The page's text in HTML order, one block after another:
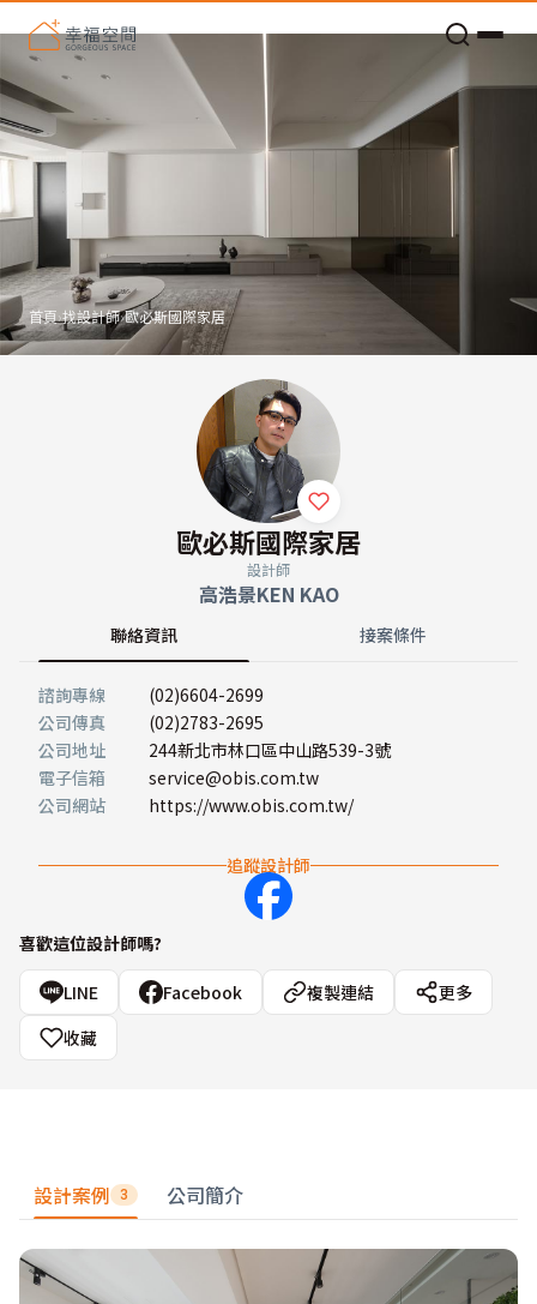
首頁›找設計師›歐必斯國際家居
歐必斯國際家居
設計師
高浩景KEN KAO
聯絡資訊 接案條件
諮詢專線
(02)6604-2699
公司傳真
(02)2783-2695
公司地址
244新北市林口區中山路539-3號
電子信箱
service@obis.com.tw
公司網站
https://www.obis.com.tw/
追蹤設計師
喜歡這位設計師嗎?
LINE Facebook 複製連結
更多
收藏
設計案例 3 公司簡介